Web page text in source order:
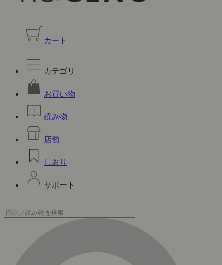
カート
カテゴリ
お買い物
読み物
店舗
しおり
サポート